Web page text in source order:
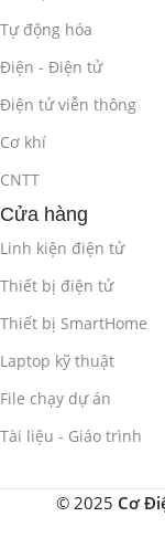
Thực hành xây
Giới thiệu về
Swift/Objective-
Cấu trúc của một
Lập trình giao
Thực hành xây
Tự động hóa
Điện - Điện tử
Điện tử viễn thông
Cơ khí
CNTT
Cửa hàng
Linh kiện điện tử
Thiết bị điện tử
Thiết bị SmartHome
Laptop kỹ thuật
File chạy dự án
Tài liệu - Giáo trình
© 2025 Cơ